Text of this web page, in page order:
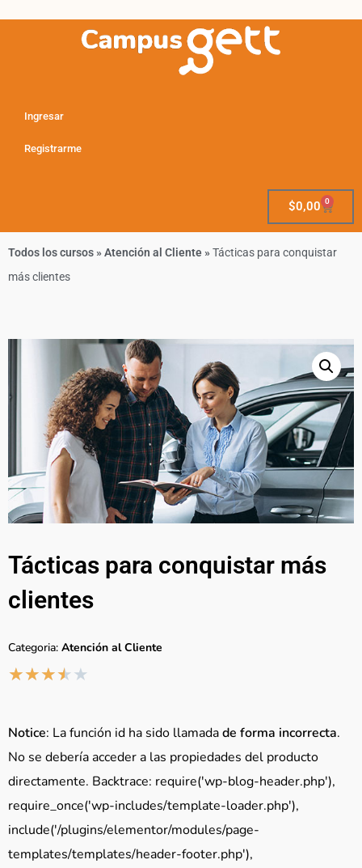
Ingresar
Registrarme
$0,00 0
Todos los cursos»Atención al Cliente»Tácticas para conquistar
más clientes
Tácticas para conquistar más
clientes
Categoria: Atención al Cliente
★★★★★
Notice: La función id ha sido llamadade forma incorrecta.
No se debería acceder a las propiedades del producto
directamente. Backtrace: require('wp-blog-header.php'),
require_once('wp-includes/template-loader.php'),
include('/plugins/elementor/modules/page-
templates/templates/header-footer.php'),